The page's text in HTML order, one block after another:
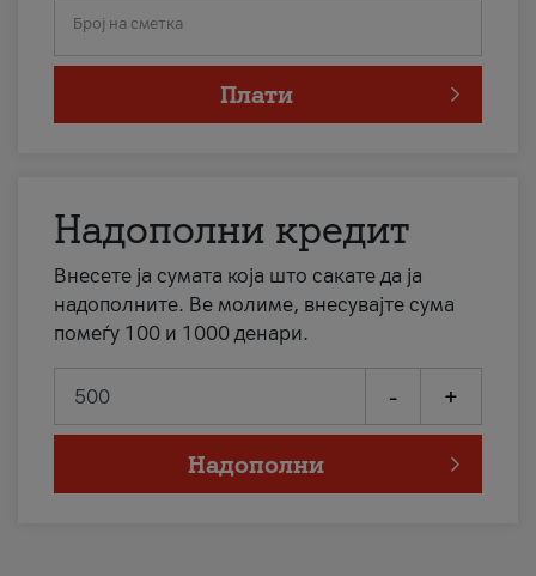
Број на сметка
Плати
Надополни кредит
Внесете ја сумата која што сакате да ја
надополните. Ве молиме, внесувајте сума
помеѓу 100 и 1000 денари.
- +
Надополни